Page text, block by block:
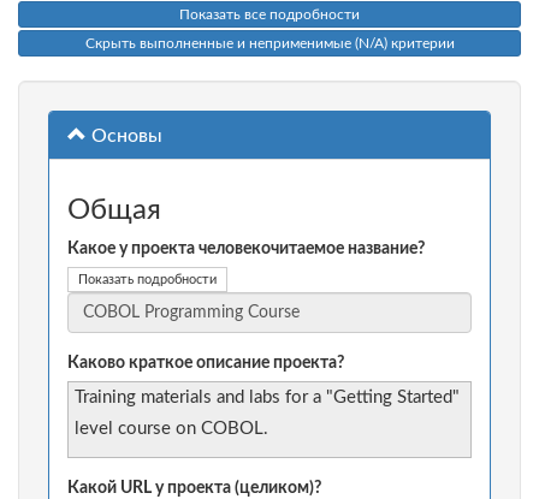
Показать все подробности
Скрыть выполненные и неприменимые (N/A) критерии
Основы
Общая
Какое у проекта человекочитаемое название?
Показать подробности
Каково краткое описание проекта?
Training materials and labs for a "Getting Started"
level course on COBOL.
Какой URL у проекта (целиком)?